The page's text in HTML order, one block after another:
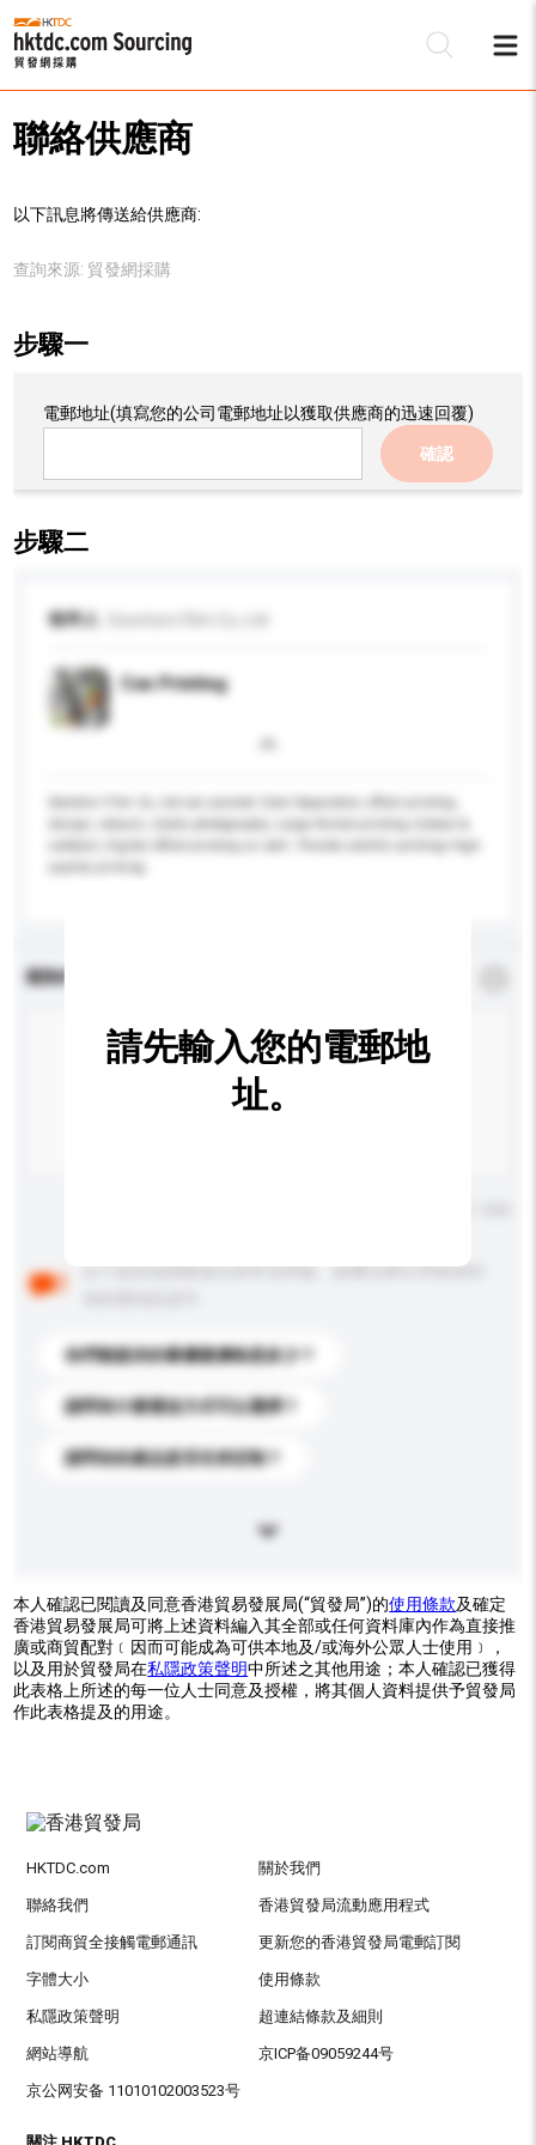
聯絡供應商
以下訊息將傳送給供應商:
查詢來源: 貿發網採購
步驟一
電郵地址(填寫您的公司電郵地址以獲取供應商的迅速回覆)
確認
步驟二
收件人
Can Printing
查詢內容
以下是其他買家提出的常見問題。點擊以將它們添加到
你們能提供的最優惠價格是多少？
請問有什麼運送方式可以選擇？
請問你的產品是否支持定制？
請先輸入您的電郵地
址。
本人確認已閱讀及同意香港貿易發展局(“貿發局”)的使用條款及確定
香港貿易發展局可將上述資料編入其全部或任何資料庫內作為直接推
廣或商貿配對﹝因而可能成為可供本地及/或海外公眾人士使用﹞，
以及用於貿發局在私隱政策聲明中所述之其他用途；本人確認已獲得
此表格上所述的每一位人士同意及授權，將其個人資料提供予貿發局
作此表格提及的用途。
HKTDC.com 關於我們
聯絡我們 香港貿發局流動應用程式
訂閱商貿全接觸電郵通訊 更新您的香港貿發局電郵訂閱
字體大小 使用條款
私隱政策聲明 超連結條款及細則
網站導航 京ICP备09059244号
京公网安备 11010102003523号